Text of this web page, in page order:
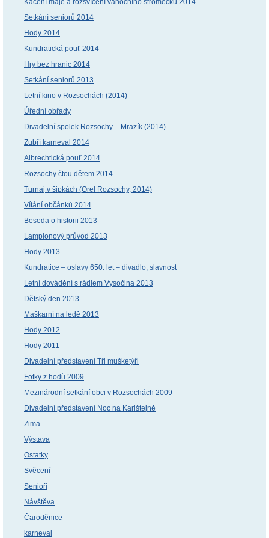
Kácení máje a rozsvícení vánočního stromečku 2014
Setkání seniorů 2014
Hody 2014
Kundratická pouť 2014
Hry bez hranic 2014
Setkání seniorů 2013
Letní kino v Rozsochách (2014)
Úřední obřady
Divadelní spolek Rozsochy – Mrazík (2014)
Zubří karneval 2014
Albrechtická pouť 2014
Rozsochy čtou dětem 2014
Turnaj v šipkách (Orel Rozsochy, 2014)
Vítání občánků 2014
Beseda o historii 2013
Lampionový průvod 2013
Hody 2013
Kundratice – oslavy 650. let – divadlo, slavnost
Letní dovádění s rádiem Vysočina 2013
Dětský den 2013
Maškarní na ledě 2013
Hody 2012
Hody 2011
Divadelní představení Tři mušketýři
Fotky z hodů 2009
Mezinárodní setkání obci v Rozsochách 2009
Divadelní představení Noc na Karlštejně
Zima
Výstava
Ostatky
Svěcení
Senioři
Návštěva
Čaroděnice
karneval